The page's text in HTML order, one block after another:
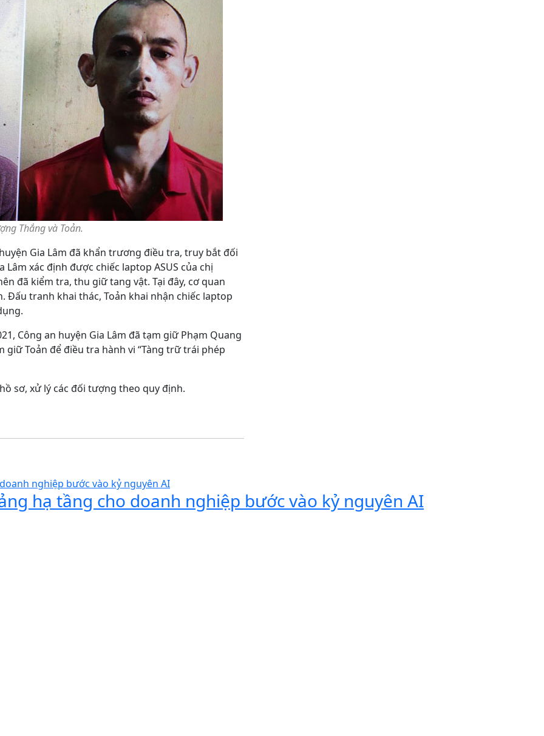
Thắng và Toản.
Gia Lâm đã khẩn trương điều tra, truy bắt đối
xác định được chiếc laptop ASUS của chị
đã kiểm tra, thu giữ tang vật. Tại đây, cơ quan
Đấu tranh khai thác, Toản khai nhận chiếc laptop
Công an huyện Gia Lâm đã tạm giữ Phạm Quang
giữ Toản để điều tra hành vi “Tàng trữ trái phép
sơ, xử lý các đối tượng theo quy định.
hạ tầng cho doanh nghiệp bước vào kỷ nguyên AI